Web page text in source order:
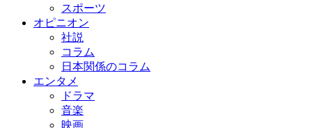
スポーツ
オピニオン
社説
コラム
日本関係のコラム
エンタメ
ドラマ
音楽
映画